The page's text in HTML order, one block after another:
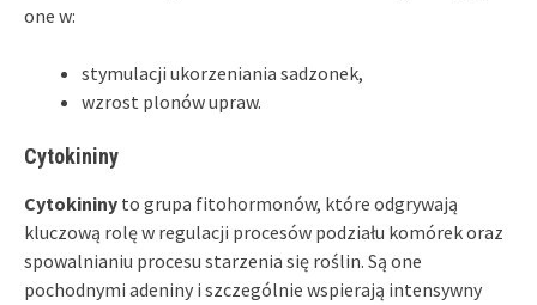
one w:
stymulacji ukorzeniania sadzonek,
wzrost plonów upraw.
Cytokininy
Cytokininy to grupa fitohormonów, które odgrywają
kluczową rolę w regulacji procesów podziału komórek oraz
spowalnianiu procesu starzenia się roślin. Są one
pochodnymi adeniny i szczególnie wspierają intensywny